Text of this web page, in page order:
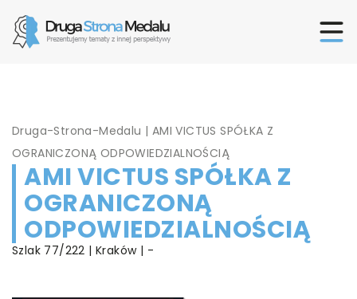
Druga-Strona-Medalu | AMI VICTUS SPÓŁKA Z
OGRANICZONĄ ODPOWIEDZIALNOŚCIĄ
AMI VICTUS SPÓŁKA Z
OGRANICZONĄ
ODPOWIEDZIALNOŚCIĄ
Szlak 77/222 | Kraków | -